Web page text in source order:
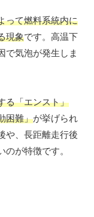
って燃料系統内に
現象です。高温下
で気泡が発生しま
る「エンスト」
困難」が挙げられ
や、長距離走行後
が特徴です。